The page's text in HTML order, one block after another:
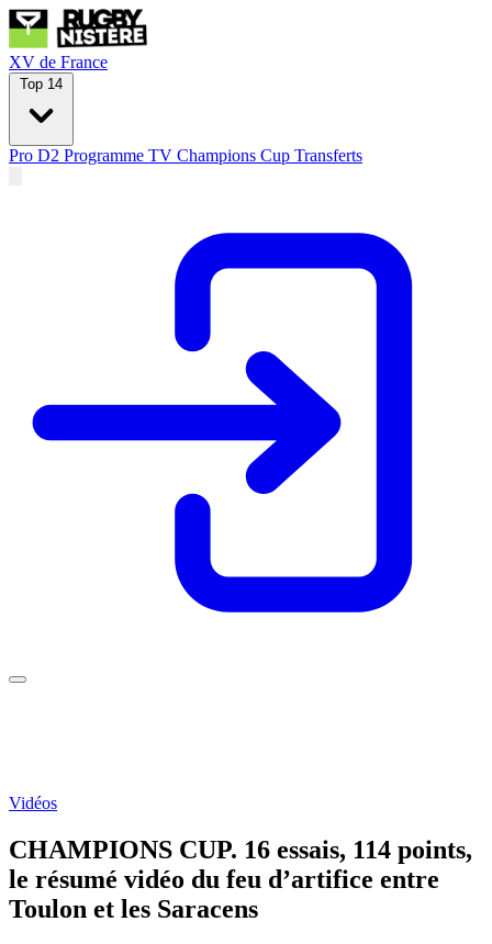
XV de France
Top 14
Pro D2 Programme TV Champions Cup Transferts
Vidéos
CHAMPIONS CUP. 16 essais, 114 points,
le résumé vidéo du feu d’artifice entre
Toulon et les Saracens